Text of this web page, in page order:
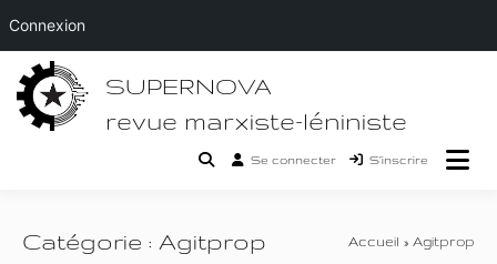
Passer
contenu
SUPERNOVA
revue marxiste-léniniste
Se connecter S’inscrire
Catégorie : Agitprop Accueil Agitprop
Connexion